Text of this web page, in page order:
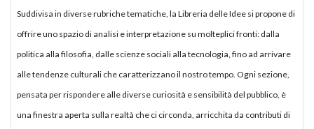
Suddivisa in diverse rubriche tematiche, la Libreria delle Idee si propone di
offrire uno spazio di analisi e interpretazione su molteplici fronti: dalla
politica alla filosofia, dalle scienze sociali alla tecnologia, fino ad arrivare
alle tendenze culturali che caratterizzano il nostro tempo. Ogni sezione,
pensata per rispondere alle diverse curiosità e sensibilità del pubblico, è
una finestra aperta sulla realtà che ci circonda, arricchita da contributi di